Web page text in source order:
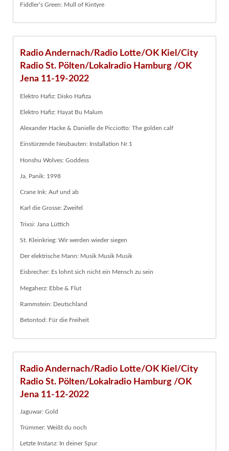
Fiddler’s Green: Mull of Kintyre
Radio Andernach/Radio Lotte/OK Kiel/City
Radio St. Pölten/Lokalradio Hamburg /OK
Jena 11-19-2022
Elektro Hafiz: Disko Hafiza
Elektro Hafiz: Hayat Bu Malum
Alexander Hacke & Danielle de Picciotto: The golden calf
Einstürzende Neubauten: Installation Nr.1
Honshu Wolves: Goddess
Ja, Panik: 1998
Crane Ink: Auf und ab
Karl die Grosse: Zweifel
Trixsi: Jana Lüttich
St. Kleinkrieg: Wir werden wieder siegen
Der elektrische Mann: Musik Musik Musik
Eisbrecher: Es lohnt sich nicht ein Mensch zu sein
Megaherz: Ebbe & Flut
Rammstein: Deutschland
Betontod: Für die Freiheit
Radio Andernach/Radio Lotte/OK Kiel/City
Radio St. Pölten/Lokalradio Hamburg /OK
Jena 11-12-2022
Jaguwar: Gold
Trümmer: Weißt du noch
Letzte Instanz: In deiner Spur